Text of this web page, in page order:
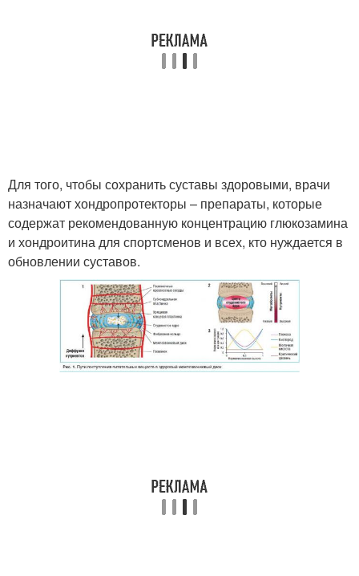
Рациональное питание Питания для кроссфита
Для того, чтобы сохранить суставы здоровыми, врачи
назначают хондропротекторы – препараты, которые
содержат рекомендованную концентрацию глюкозамина
и хондроитина для спортсменов и всех, кто нуждается в
обновлении суставов.